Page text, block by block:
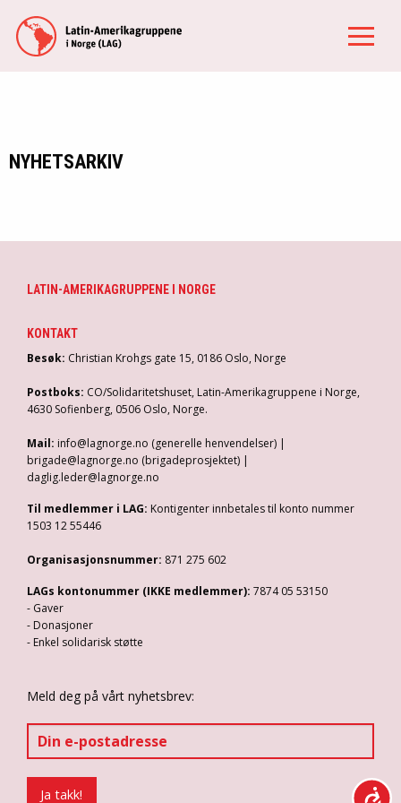
NYHETSARKIV
LATIN-AMERIKAGRUPPENE I NORGE
KONTAKT
Besøk: Christian Krohgs gate 15, 0186 Oslo, Norge
Postboks: CO/Solidaritetshuset, Latin-Amerikagruppene i Norge,
4630 Sofienberg, 0506 Oslo, Norge.
Mail: info@lagnorge.no (generelle henvendelser) |
brigade@lagnorge.no (brigadeprosjektet) |
daglig.leder@lagnorge.no
Til medlemmer i LAG: Kontigenter innbetales til konto nummer
1503 12 55446
Organisasjonsnummer: 871 275 602
LAGs kontonummer (IKKE medlemmer): 7874 05 53150
- Gaver
- Donasjoner
- Enkel solidarisk støtte
Meld deg på vårt nyhetsbrev: